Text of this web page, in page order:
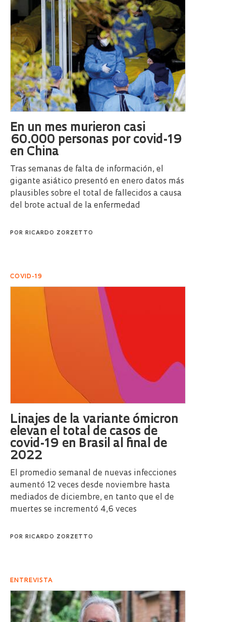
En un mes murieron casi
60.000 personas por covid-19
en China
Tras semanas de falta de información, el
gigante asiático presentó en enero datos más
plausibles sobre el total de fallecidos a causa
del brote actual de la enfermedad
POR RICARDO ZORZETTO
COVID-19
Linajes de la variante ómicron
elevan el total de casos de
covid-19 en Brasil al final de
2022
El promedio semanal de nuevas infecciones
aumentó 12 veces desde noviembre hasta
mediados de diciembre, en tanto que el de
muertes se incrementó 4,6 veces
POR RICARDO ZORZETTO
ENTREVISTA